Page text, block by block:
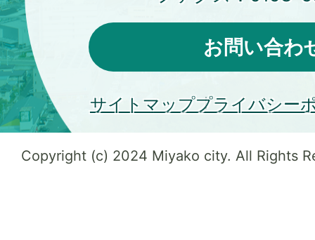
お問い合わ
サイトマッププライバシー
Copyright (c) 2024 Miyako city. All Rights